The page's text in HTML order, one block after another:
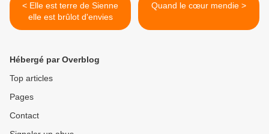
< Elle est terre de Sienne
elle est brûlot d'envies
Quand le cœur mendie >
Hébergé par Overblog
Top articles
Pages
Contact